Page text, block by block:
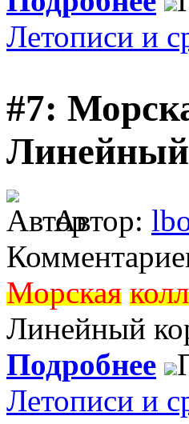
Летописи и
#7:
Линейный
Автор:
Морская
Линейный
Подробнее
Летописи и